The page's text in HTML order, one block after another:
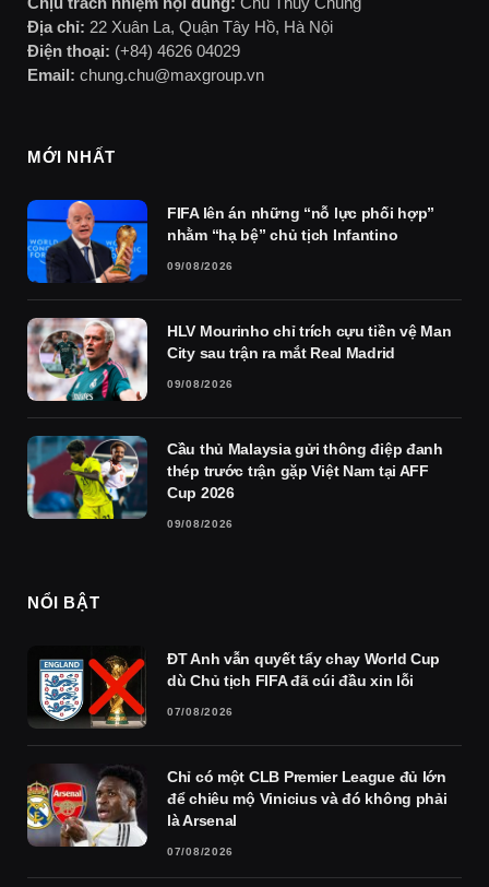
Địa chỉ: 22 Xuân La, Quận Tây Hồ, Hà Nội
Điện thoại: (+84) 4626 04029
Email: chung.chu@maxgroup.vn
MỚI NHẤT
FIFA lên án những “nỗ lực phối hợp”
nhằm “hạ bệ” chủ tịch Infantino
09/08/2026
HLV Mourinho chỉ trích cựu tiền vệ Man
City sau trận ra mắt Real Madrid
09/08/2026
Cầu thủ Malaysia gửi thông điệp đanh
thép trước trận gặp Việt Nam tại AFF
Cup 2026
09/08/2026
NỔI BẬT
ĐT Anh vẫn quyết tẩy chay World Cup
dù Chủ tịch FIFA đã cúi đầu xin lỗi
07/08/2026
Chỉ có một CLB Premier League đủ lớn
để chiêu mộ Vinicius và đó không phải
là Arsenal
07/08/2026